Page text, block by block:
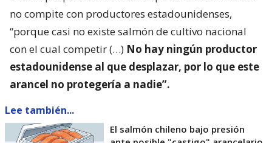
no compite con productores estadounidenses,
“porque casi no existe salmón de cultivo nacional
con el cual competir (…) No hay ningún productor
estadounidense al que desplazar, por lo que este
arancel no protegería a nadie”.
Lee también...
El salmón chileno bajo presión